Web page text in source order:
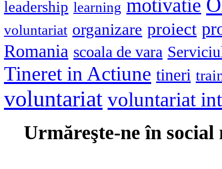
leadership learning motivatie
voluntariat organizare proiect
Romania scoala de vara
Tineret in Actiune tineri
voluntariat voluntariat
Urmăreşte-ne în social